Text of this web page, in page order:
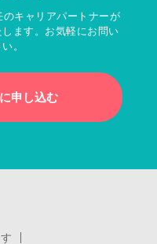
キャリアパートナーが
ます。お気軽にお問い
。
申し込む